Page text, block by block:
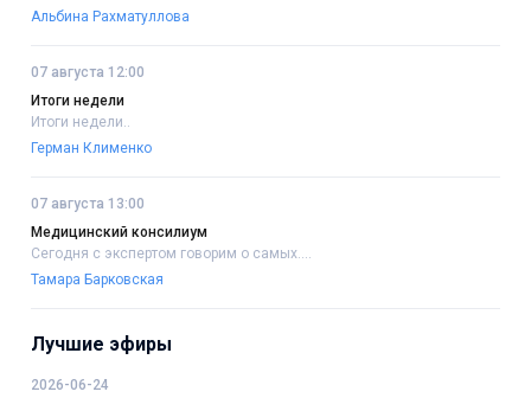
Альбина Рахматуллова
07 августа 12:00
Итоги недели
Итоги недели..
Герман Клименко
07 августа 13:00
Медицинский консилиум
Сегодня с экспертом говорим о самых....
Тамара Барковская
Лучшие эфиры
2026-06-24